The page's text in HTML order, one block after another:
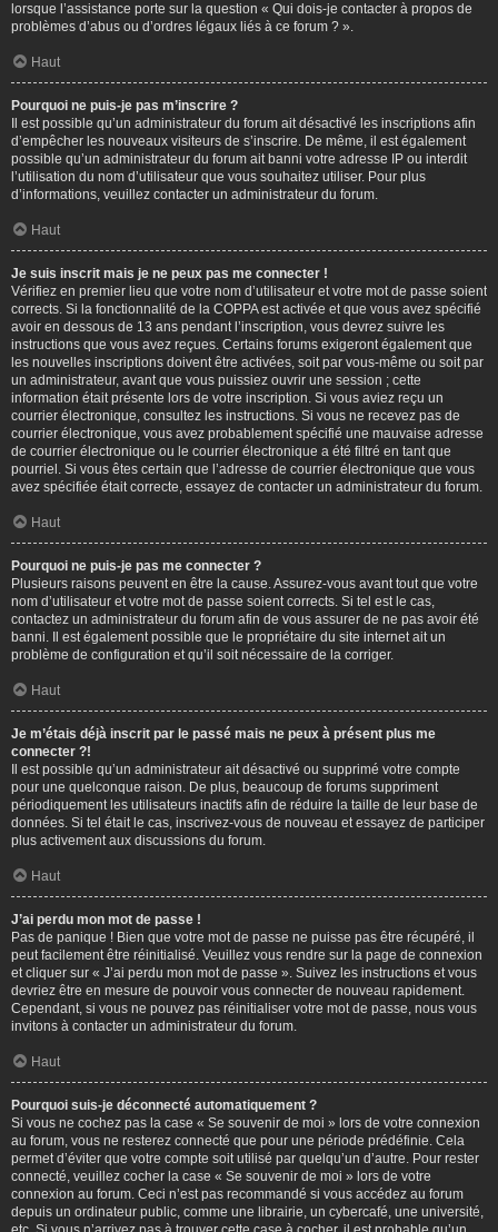
lorsque l’assistance porte sur la question « Qui dois-je contacter à propos de
problèmes d’abus ou d’ordres légaux liés à ce forum ? ».
Haut
Pourquoi ne puis-je pas m’inscrire ?
Il est possible qu’un administrateur du forum ait désactivé les inscriptions afin
d’empêcher les nouveaux visiteurs de s’inscrire. De même, il est également
possible qu’un administrateur du forum ait banni votre adresse IP ou interdit
l’utilisation du nom d’utilisateur que vous souhaitez utiliser. Pour plus
d’informations, veuillez contacter un administrateur du forum.
Haut
Je suis inscrit mais je ne peux pas me connecter !
Vérifiez en premier lieu que votre nom d’utilisateur et votre mot de passe soient
corrects. Si la fonctionnalité de la COPPA est activée et que vous avez spécifié
avoir en dessous de 13 ans pendant l’inscription, vous devrez suivre les
instructions que vous avez reçues. Certains forums exigeront également que
les nouvelles inscriptions doivent être activées, soit par vous-même ou soit par
un administrateur, avant que vous puissiez ouvrir une session ; cette
information était présente lors de votre inscription. Si vous aviez reçu un
courrier électronique, consultez les instructions. Si vous ne recevez pas de
courrier électronique, vous avez probablement spécifié une mauvaise adresse
de courrier électronique ou le courrier électronique a été filtré en tant que
pourriel. Si vous êtes certain que l’adresse de courrier électronique que vous
avez spécifiée était correcte, essayez de contacter un administrateur du forum.
Haut
Pourquoi ne puis-je pas me connecter ?
Plusieurs raisons peuvent en être la cause. Assurez-vous avant tout que votre
nom d’utilisateur et votre mot de passe soient corrects. Si tel est le cas,
contactez un administrateur du forum afin de vous assurer de ne pas avoir été
banni. Il est également possible que le propriétaire du site internet ait un
problème de configuration et qu’il soit nécessaire de la corriger.
Haut
Je m’étais déjà inscrit par le passé mais ne peux à présent plus me
connecter ?!
Il est possible qu’un administrateur ait désactivé ou supprimé votre compte
pour une quelconque raison. De plus, beaucoup de forums suppriment
périodiquement les utilisateurs inactifs afin de réduire la taille de leur base de
données. Si tel était le cas, inscrivez-vous de nouveau et essayez de participer
plus activement aux discussions du forum.
Haut
J’ai perdu mon mot de passe !
Pas de panique ! Bien que votre mot de passe ne puisse pas être récupéré, il
peut facilement être réinitialisé. Veuillez vous rendre sur la page de connexion
et cliquer sur « J’ai perdu mon mot de passe ». Suivez les instructions et vous
devriez être en mesure de pouvoir vous connecter de nouveau rapidement.
Cependant, si vous ne pouvez pas réinitialiser votre mot de passe, nous vous
invitons à contacter un administrateur du forum.
Haut
Pourquoi suis-je déconnecté automatiquement ?
Si vous ne cochez pas la case « Se souvenir de moi » lors de votre connexion
au forum, vous ne resterez connecté que pour une période prédéfinie. Cela
permet d’éviter que votre compte soit utilisé par quelqu’un d’autre. Pour rester
connecté, veuillez cocher la case « Se souvenir de moi » lors de votre
connexion au forum. Ceci n’est pas recommandé si vous accédez au forum
depuis un ordinateur public, comme une librairie, un cybercafé, une université,